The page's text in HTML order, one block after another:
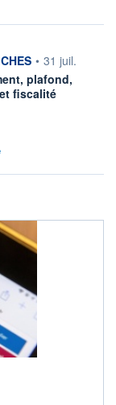
• 31 juil.
plafond,
fiscalité